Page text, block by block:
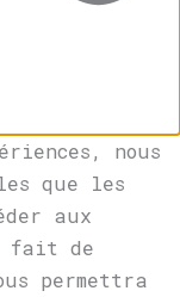
nous
que les
aux
fait de
permettra